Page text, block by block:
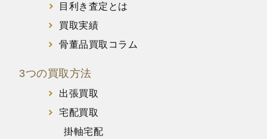
目利き査定とは
買取実績
骨董品買取コラム
3つの買取方法
出張買取
宅配買取
掛軸宅配